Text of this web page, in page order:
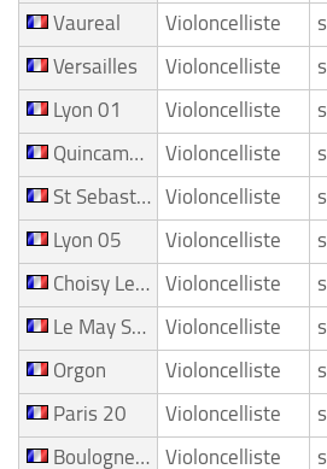
Vaureal Violoncelliste
Versailles Violoncelliste
Lyon 01 Violoncelliste
Quincampoix Violoncelliste
St Sebastien Sur Loire Violoncelliste
Lyon 05 Violoncelliste
Choisy Le Roi Violoncelliste
Le May Sur Evre Violoncelliste
Orgon Violoncelliste
Paris 20 Violoncelliste
Boulogne Billancourt Violoncelliste